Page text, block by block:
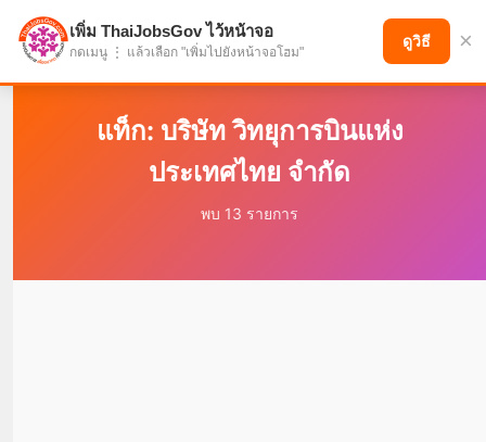
แบ่งปันโอกาส เพื่ออนาคตที่ก้าวหน้า
แท็ก: บริษัท วิทยุการบินแห่ง
ประเทศไทย จำกัด
พบ 13 รายการ
เพิ่ม ThaiJobsGov ไว้หน้าจอ
กดเมนู ⋮ แล้วเลือก "เพิ่มไปยังหน้าจอโฮม"
ดูวิธี ×